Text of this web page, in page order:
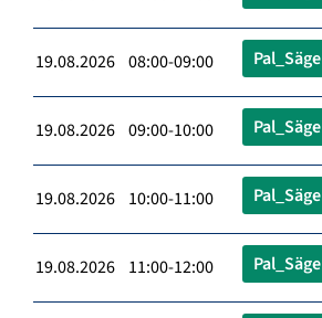
19.08.2026 08:00-09:00 Pal_Säge
19.08.2026 09:00-10:00 Pal_Säge
19.08.2026 10:00-11:00 Pal_Säge
19.08.2026 11:00-12:00 Pal_Säge